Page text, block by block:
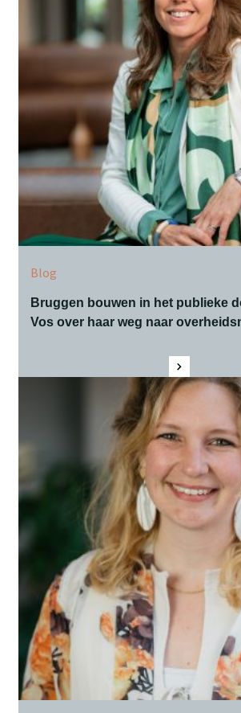
Blog
Bruggen bouwen in het publieke
Vos over haar weg naar